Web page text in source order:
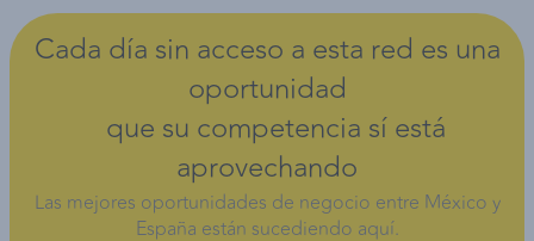
Cada día sin acceso a esta red es una
oportunidad
que su competencia sí está
aprovechando
Las mejores oportunidades de negocio entre México y
España están sucediendo aquí.